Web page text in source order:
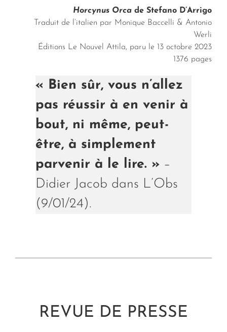
Horcynus Orca de Stefano D’Arrigo
Traduit de l’italien par Monique Baccelli & Antonio
Werli
Éditions Le Nouvel Attila, paru le 13 octobre 2023
1376 pages
« Bien sûr, vous n’allez
pas réussir à en venir à
bout, ni même, peut-
être, à simplement
parvenir à le lire. » –
Didier Jacob dans L’Obs
(9/01/24).
REVUE DE PRESSE